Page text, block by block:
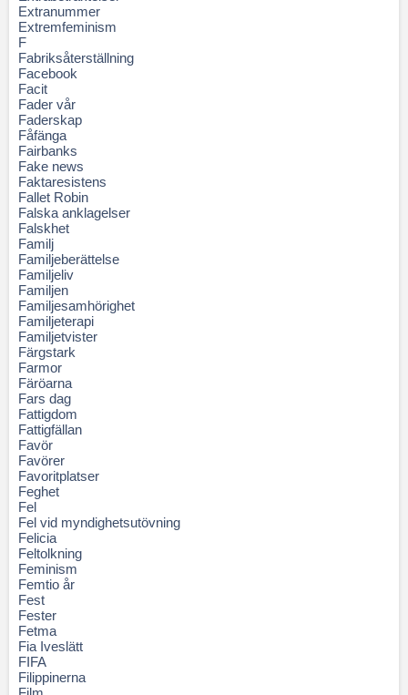
Extranummer
Extremfeminism
F
Fabriksåterställning
Facebook
Facit
Fader vår
Faderskap
Fåfänga
Fairbanks
Fake news
Faktaresistens
Fallet Robin
Falska anklagelser
Falskhet
Familj
Familjeberättelse
Familjeliv
Familjen
Familjesamhörighet
Familjeterapi
Familjetvister
Färgstark
Farmor
Färöarna
Fars dag
Fattigdom
Fattigfällan
Favör
Favörer
Favoritplatser
Feghet
Fel
Fel vid myndighetsutövning
Felicia
Feltolkning
Feminism
Femtio år
Fest
Fester
Fetma
Fia Iveslätt
FIFA
Filippinerna